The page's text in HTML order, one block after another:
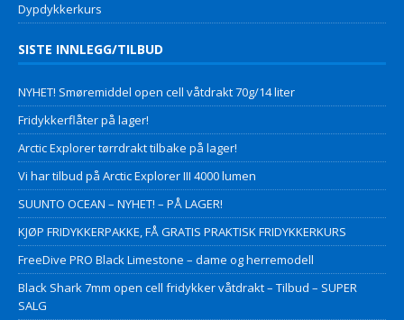
Dypdykkerkurs
SISTE INNLEGG/TILBUD
NYHET! Smøremiddel open cell våtdrakt 70g/14 liter
Fridykkerflåter på lager!
Arctic Explorer tørrdrakt tilbake på lager!
Vi har tilbud på Arctic Explorer III 4000 lumen
SUUNTO OCEAN – NYHET! – PÅ LAGER!
KJØP FRIDYKKERPAKKE, FÅ GRATIS PRAKTISK FRIDYKKERKURS
FreeDive PRO Black Limestone – dame og herremodell
Black Shark 7mm open cell fridykker våtdrakt – Tilbud – SUPER
SALG